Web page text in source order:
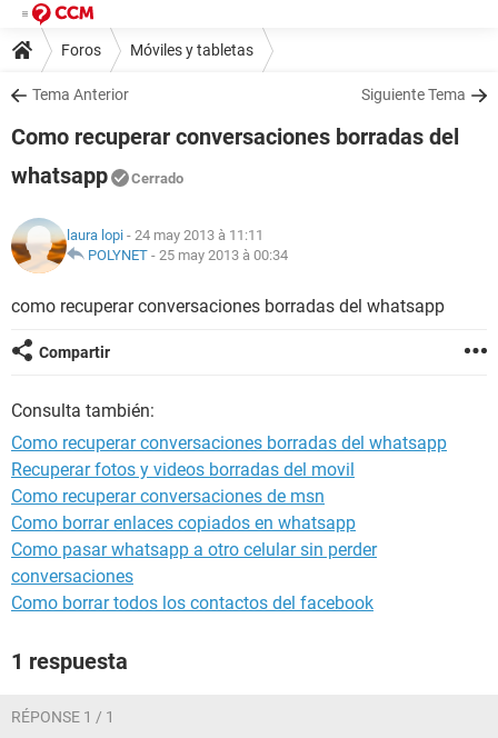
Foros Móviles y tabletas
Tema Anterior Siguiente Tema
Como recuperar conversaciones borradas del
whatsapp
Cerrado
laura lopi - 24 may 2013 à 11:11
POLYNET - 25 may 2013 à 00:34
como recuperar conversaciones borradas del whatsapp
Compartir
Consulta también:
Como recuperar conversaciones borradas del whatsapp
Recuperar fotos y videos borradas del movil
Como recuperar conversaciones de msn
Como borrar enlaces copiados en whatsapp
Como pasar whatsapp a otro celular sin perder
conversaciones
Como borrar todos los contactos del facebook
1 respuesta
RÉPONSE 1 / 1